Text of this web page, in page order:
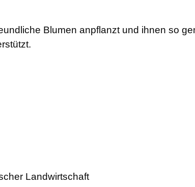
Blumen anpflanzt und ihnen so
Landwirtschaft